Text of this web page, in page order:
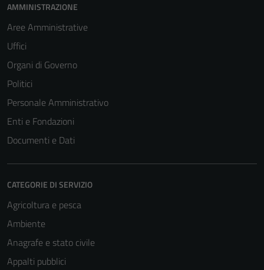
AMMINISTRAZIONE
Aree Amministrative
Uffici
Organi di Governo
Politici
Personale Amministrativo
Enti e Fondazioni
Documenti e Dati
CATEGORIE DI SERVIZIO
Agricoltura e pesca
Ambiente
Anagrafe e stato civile
Appalti pubblici